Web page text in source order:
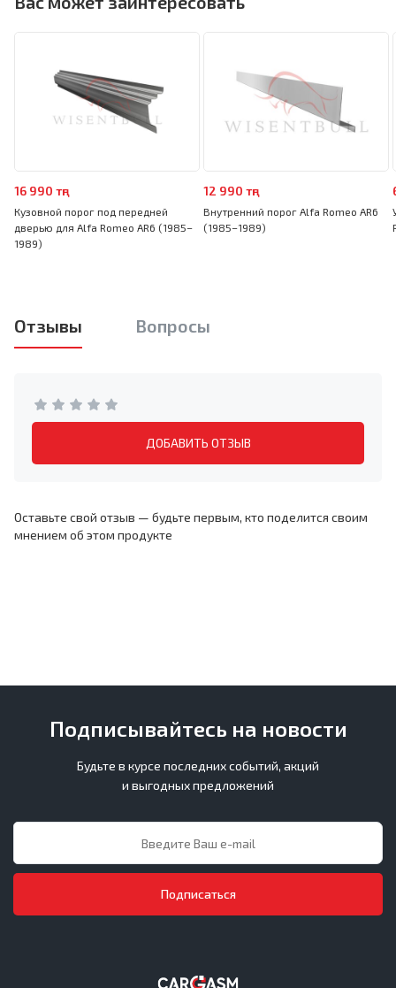
16 990 тңг
Кузовной порог под передней
дверью для Alfa Romeo AR6 (1985–
1989)
12 990 тңг
Внутренний порог Alfa Romeo AR6
(1985–1989)
Отзывы Вопросы
ДОБАВИТЬ ОТЗЫВ
Оставьте свой отзыв — будьте первым, кто поделится своим
мнением об этом продукте
Подписывайтесь на новости
Будьте в курсе последних событий, акций
и выгодных предложений
Подписаться